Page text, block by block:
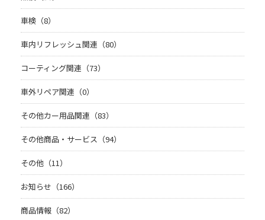
車検（8）
車内リフレッシュ関連（80）
コーティング関連（73）
車外リペア関連（0）
その他カー用品関連（83）
その他商品・サービス（94）
その他（11）
お知らせ（166）
商品情報（82）